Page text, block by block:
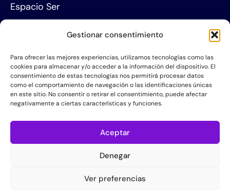
Gestionar consentimiento
Para ofrecer las mejores experiencias, utilizamos tecnologías como las
cookies para almacenar y/o acceder a la información del dispositivo. El
consentimiento de estas tecnologías nos permitirá procesar datos
como el comportamiento de navegación o las identificaciones únicas
en este sitio. No consentir o retirar el consentimiento, puede afectar
negativamente a ciertas características y funciones.
Aceptar
Denegar
Ver preferencias
Espacio Ser
Proyección social
Hazte socio
Grupos de Servicio